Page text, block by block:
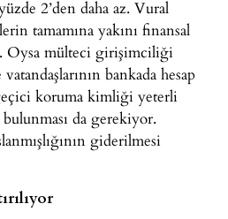
2’den daha az. Vural
tamamına yakını finansal
Oysa mülteci girişimciliği
bankada hesap
koruma kimliği yeterli
da gerekiyor.
giderilmesi